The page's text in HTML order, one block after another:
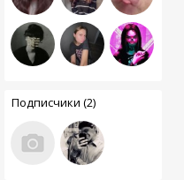
Подписчики (2)